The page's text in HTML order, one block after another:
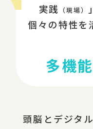
実践 （現場）
個々の特性を
多機
頭脳とデジタ